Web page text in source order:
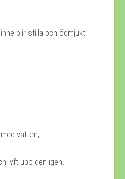
blir stilla och ödmjukt:
vatten,
lyft upp den igen.